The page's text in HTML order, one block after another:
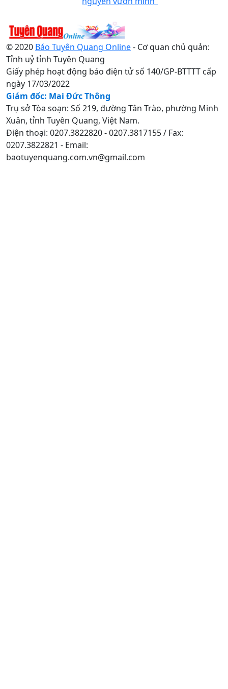
© 2020 Báo Tuyên Quang Online- Cơ quan chủ quản:
Tỉnh uỷ tỉnh Tuyên Quang
Giấy phép hoạt động báo điện tử số 140/GP-BTTTT cấp
ngày 17/03/2022
Giám đốc: Mai Đức Thông
Trụ sở Tòa soạn: Số 219, đường Tân Trào, phường Minh
Xuân, tỉnh Tuyên Quang, Việt Nam.
Điện thoại: 0207.3822820 - 0207.3817155 / Fax:
0207.3822821 - Email:
baotuyenquang.com.vn@gmail.com